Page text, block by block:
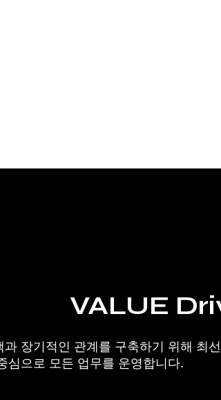
VALUE
과 장기적인 관계를 구축하기 위해 최
심으로 모든 업무를 운영합니다.